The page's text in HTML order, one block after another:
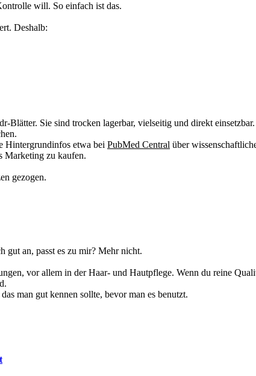
will. So einfach ist das.
Deshalb:
Blätter. Sie sind trocken lagerbar, vielseitig und direkt
Hintergrundinfos etwa bei PubMed Central über
Marketing zu kaufen.
gezogen.
an, passt es zu mir? Mehr nicht.
vor allem in der Haar- und Hautpflege. Wenn du reine
man gut kennen sollte, bevor man es benutzt.